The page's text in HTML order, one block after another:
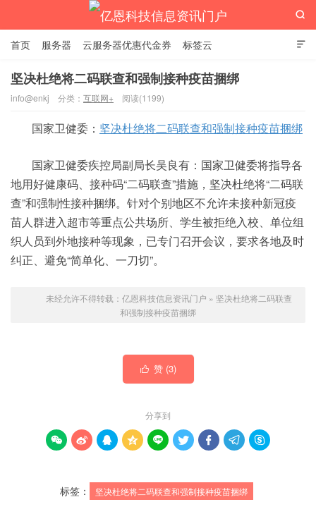

首页 服务器 云服务器优惠代金券 标签云

坚决杜绝将二码联查和强制接种疫苗捆绑
info@enkj 分类： 互联网+ 阅读(1199)
国家卫健委： 坚决杜绝将二码联查和强制接种疫苗捆绑
国家卫健委疾控局副局长吴良有：国家卫健委将指导各
地用好健康码、接种码“二码联查”措施，坚决杜绝将“二码联
查”和强制性接种捆绑。针对个别地区不允许未接种新冠疫
苗人群进入超市等重点公共场所、学生被拒绝入校、单位组
织人员到外地接种等现象，已专门召开会议，要求各地及时
纠正、避免“简单化、一刀切”。
未经允许不得转载： 亿恩科技信息资讯门户 » 坚决杜绝将二码联查
和强制接种疫苗捆绑
 赞 (3)
分享到
        
标签： 坚决杜绝将二码联查和强制接种疫苗捆绑